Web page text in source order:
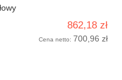
862,18 zł
Cena netto: 700,96 zł